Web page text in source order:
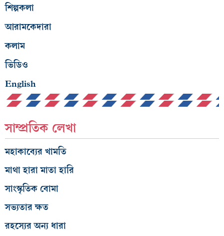
শিল্পকলা
আরামকেদারা
কলাম
ভিডিও
English
সাম্প্রতিক লেখা
মহাকাব্যের খামতি
মাথা হারা মাতা হারি
সাংস্কৃতিক বোমা
সভ্যতার ক্ষত
রহস্যের অন্য ধারা